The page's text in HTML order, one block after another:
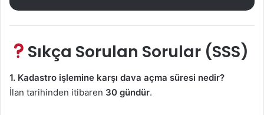
Sıkça Sorulan Sorular (SSS)
1. Kadastro işlemine karşı dava açma süresi nedir?
İlan tarihinden itibaren 30 gündür.